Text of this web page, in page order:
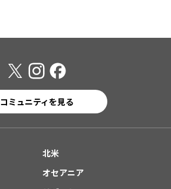
コミュニティを見る
北米
オセアニア